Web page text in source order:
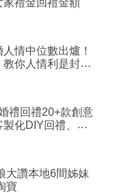
情中位數出爐！
你人情利是封寫
禮回禮20+款創意
化DIY回禮、姊
大讚本地6間姊妹
寶